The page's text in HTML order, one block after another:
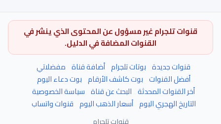
قنوات تلجرام غير مسؤول عن المحتوى الذي ينشر في
القنوات المضافة في الدليل.
قنوات جديدة بوتات تلجرام أضافة قناة مفضلاتي
أفضل القنوات بوت كاشف الأرقام بوت دعاء اليوم
أخر القنوات المحدثة البحث عن قناة سياسة الخصوصية
التاريخ الهجري اليوم أسعار الذهب اليوم قنوات واتساب